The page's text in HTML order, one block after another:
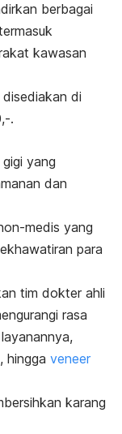
berbagai
kawasan
di
.
yang
dan
medis yang
para
tim dokter ahli
rasa
hingga veneer
karang